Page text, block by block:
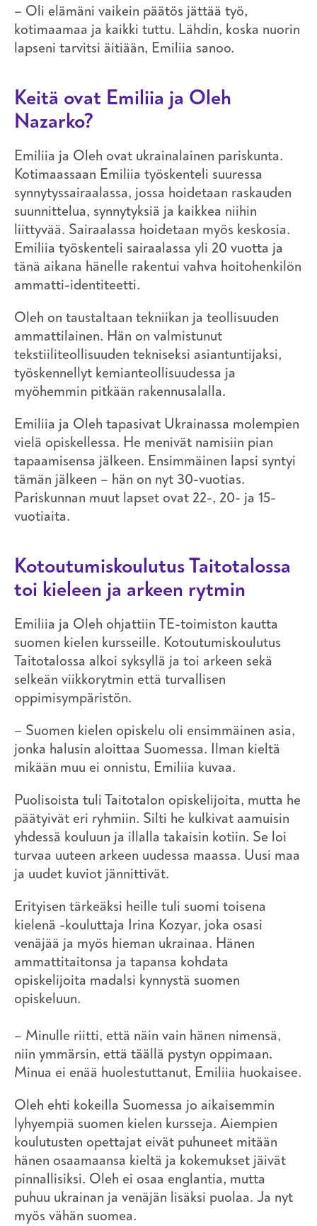
– Oli elämäni vaikein päätös jättää työ,
kotimaamaa ja kaikki tuttu. Lähdin, koska nuorin
lapseni tarvitsi äitiään, Emiliia sanoo.
Keitä ovat Emiliia ja Oleh
Nazarko?
Emiliia ja Oleh ovat ukrainalainen pariskunta.
Kotimaassaan Emiliia työskenteli suuressa
synnytyssairaalassa, jossa hoidetaan raskauden
suunnittelua, synnytyksiä ja kaikkea niihin
liittyvää. Sairaalassa hoidetaan myös keskosia.
Emiliia työskenteli sairaalassa yli 20 vuotta ja
tänä aikana hänelle rakentui vahva hoitohenkilön
ammatti-identiteetti.
Oleh on taustaltaan tekniikan ja teollisuuden
ammattilainen. Hän on valmistunut
tekstiiliteollisuuden tekniseksi asiantuntijaksi,
työskennellyt kemianteollisuudessa ja
myöhemmin pitkään rakennusalalla.
Emiliia ja Oleh tapasivat Ukrainassa molempien
vielä opiskellessa. He menivät namisiin pian
tapaamisensa jälkeen. Ensimmäinen lapsi syntyi
tämän jälkeen – hän on nyt 30-vuotias.
Pariskunnan muut lapset ovat 22-, 20- ja 15-
vuotiaita.
Kotoutumiskoulutus Taitotalossa
toi kieleen ja arkeen rytmin
Emiliia ja Oleh ohjattiin TE-toimiston kautta
suomen kielen kursseille. Kotoutumiskoulutus
Taitotalossa alkoi syksyllä ja toi arkeen sekä
selkeän viikkorytmin että turvallisen
oppimisympäristön.
– Suomen kielen opiskelu oli ensimmäinen asia,
jonka halusin aloittaa Suomessa. Ilman kieltä
mikään muu ei onnistu, Emiliia kuvaa.
Puolisoista tuli Taitotalon opiskelijoita, mutta he
päätyivät eri ryhmiin. Silti he kulkivat aamuisin
yhdessä kouluun ja illalla takaisin kotiin. Se loi
turvaa uuteen arkeen uudessa maassa. Uusi maa
ja uudet kuviot jännittivät.
Erityisen tärkeäksi heille tuli suomi toisena
kielenä -kouluttaja Irina Kozyar, joka osasi
venäjää ja myös hieman ukrainaa. Hänen
ammattitaitonsa ja tapansa kohdata
opiskelijoita madalsi kynnystä suomen
opiskeluun.
– Minulle riitti, että näin vain hänen nimensä,
niin ymmärsin, että täällä pystyn oppimaan.
Minua ei enää huolestuttanut, Emiliia huokaisee.
Oleh ehti kokeilla Suomessa jo aikaisemmin
lyhyempiä suomen kielen kursseja. Aiempien
koulutusten opettajat eivät puhuneet mitään
hänen osaamaansa kieltä ja kokemukset jäivät
pinnallisiksi. Oleh ei osaa englantia, mutta
puhuu ukrainan ja venäjän lisäksi puolaa. Ja nyt
myös vähän suomea.